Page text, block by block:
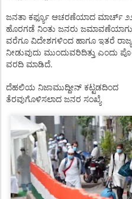
ಜನತಾ ಕರ್ಫ್ಯೂ ಆಚರಣೆಯಾದ ಮಾರ್ಚ್
ಹೊರಗಡೆ ನಿಂತು ಜನರು
ವರೆಗೂ ವಿದೇಶಗಳಿಂದ ಹಾಗೂ ಇತರೆ
ನೀಡುವುದು ಮುಂದುವರಿದಿತ್ತು ಎಂದು
ವರದಿ ಮಾಡಿದೆ.
ದೆಹಲಿಯ ನಿಜಾಮುದ್ದೀನ್ ಕಟ್ಟಡದಿಂದ
ತೆರವುಗೊಳಿಸಲಾದ ಜನರ ಸಂಖ್ಯೆ